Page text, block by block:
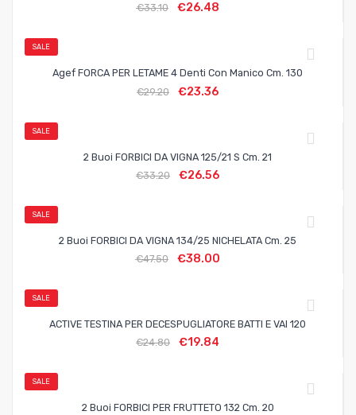
€33.10 €26.48
SALE
Agef FORCA PER LETAME 4 Denti Con Manico Cm. 130
€29.20 €23.36
SALE
2 Buoi FORBICI DA VIGNA 125/21 S Cm. 21
€33.20 €26.56
SALE
2 Buoi FORBICI DA VIGNA 134/25 NICHELATA Cm. 25
€47.50 €38.00
SALE
ACTIVE TESTINA PER DECESPUGLIATORE BATTI E VAI 120
€24.80 €19.84
SALE
2 Buoi FORBICI PER FRUTTETO 132 Cm. 20